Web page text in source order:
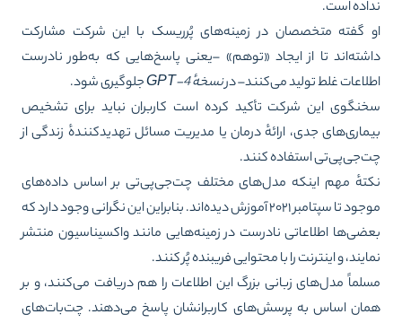
است.
گفته متخصصان در زمینه‌های پُرریسک با این شرکت مشارکت
تا از ایجاد «توهم» –یعنی پاسخ‌هایی که به‌طور نادرست
غلط تولید می‌کنند– درنسخهٔGPT-4جلوگیری شود.
این شرکت تأکید کرده است کاربران نباید برای تشخیص
جدی، ارائهٔ درمان یا مدیریت مسائل تهدیدکنندهٔ زندگی از
استفاده کنند.
مهم اینکه مدل‌های مختلف چت‌جی‌پی‌تی بر اساس داده‌های
موجود تا سپتامبر ۲۰۲۱ آموزش دیده‌اند. بنابراین این نگرانی وجود دارد که
اطلاعاتی نادرست در زمینه‌هایی مانند واکسیناسیون منتشر
و اینترنت را با محتوایی فریبنده پُر کنند.
مدل‌های زبانی بزرگ این اطلاعات را هم دریافت می‌کنند، و بر
اساس به پرسش‌های کاربرانشان پاسخ می‌دهند. چت‌بات‌های